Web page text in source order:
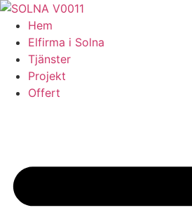
Skip
content
Hem
Elfirma i Solna
Tjänster
Projekt
Offert